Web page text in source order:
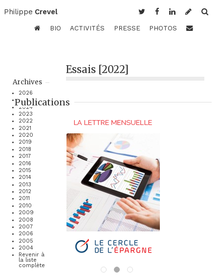
Philippe Crevel
BIO ACTIVITÉS PRESSE PHOTOS
Archives
2026
2025
2024
2023
2022
2021
2020
2019
2018
2017
2016
2015
2014
2013
2012
2011
2010
2009
2008
2007
2006
2005
2004
Revenir à
la liste
complète
Essais [2022]
Publications